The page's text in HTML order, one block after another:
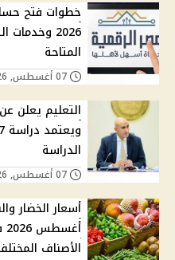
خطوات فتح
2026
المتاحة
التعليم يعلن
الدراسة
الأصناف